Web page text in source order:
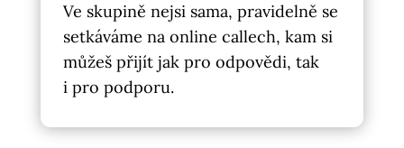
Ve skupině nejsi sama, pravidelně se
setkáváme na online callech, kam si
můžeš přijít jak pro odpovědi, tak
i pro podporu.